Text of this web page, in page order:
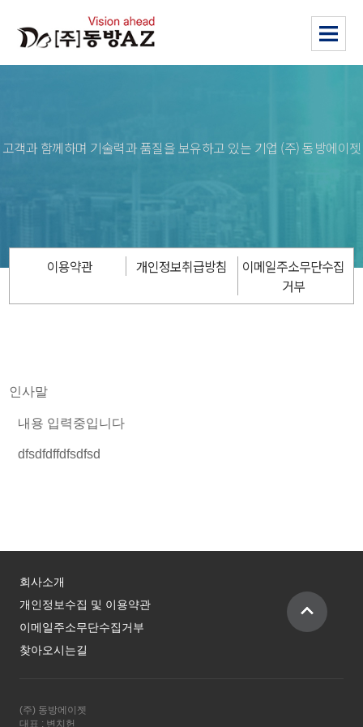
고객과 함께하며 기술력과 품질을 보유하고 있는 기업 (주) 동방에이젯
이용약관 개인정보취급방침
이메일주소무단수집
거부
인사말
내용 입력중입니다
dfsdfdffdfsdfsd
회사소개
개인정보수집 및 이용약관
이메일주소무단수집거부
찾아오시는길
(주) 동방에이젯
대표 : 변치헌